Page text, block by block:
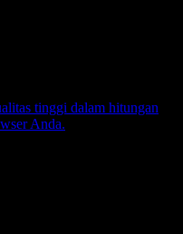
tinggi dalam hitungan
Anda.